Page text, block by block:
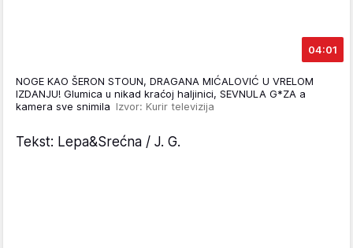
04:01
NOGE KAO ŠERON STOUN, DRAGANA MIĆALOVIĆ U VRELOM
IZDANJU! Glumica u nikad kraćoj haljinici, SEVNULA G*ZA a
kamera sve snimila Izvor: Kurir televizija
Tekst: Lepa&Srećna / J. G.